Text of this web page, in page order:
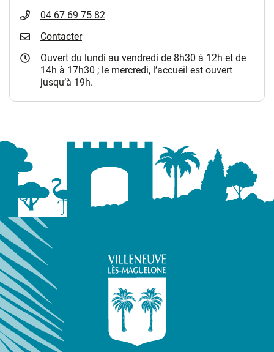
04 67 69 75 82
Contacter
Ouvert du lundi au vendredi de 8h30 à 12h et de
14h à 17h30 ; le mercredi, l’accueil est ouvert
jusqu’à 19h.